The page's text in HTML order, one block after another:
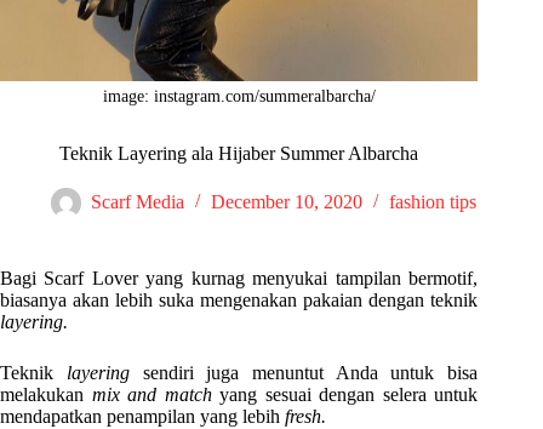
image: instagram.com/summeralbarcha/
Teknik Layering ala Hijaber Summer Albarcha
Scarf Media December 10, 2020 fashion tips
Bagi Scarf Lover yang kurnag menyukai tampilan bermotif,
biasanya akan lebih suka mengenakan pakaian dengan teknik
layering.
Teknik layering sendiri juga menuntut Anda untuk bisa
melakukan mix and matchyang sesuai dengan selera untuk
mendapatkan penampilan yang lebih fresh.